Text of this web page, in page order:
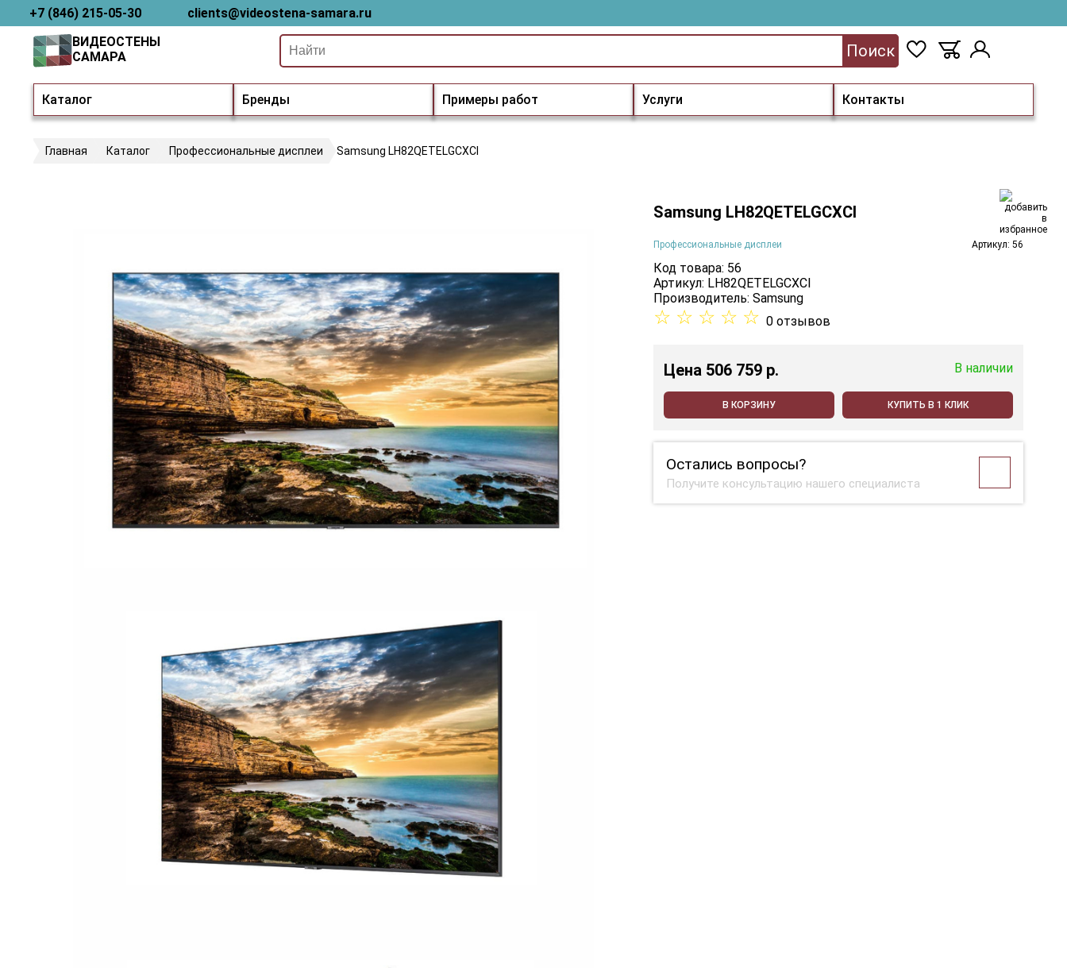
+7 (846) 215-05-30 clients@videostena-samara.ru
Каталог Бренды Примеры работ Услуги Контакты
ВИДЕОСТЕНЫ
САМАРА
Поиск
Главная Каталог Профессиональные дисплеи Samsung LH82QETELGCXCI
Samsung LH82QETELGCXCI
Профессиональные дисплеи Артикул: 56
Код товара: 56
Артикул: LH82QETELGCXCI
Производитель:Samsung
☆ ☆ ☆ ☆ ☆ 0 отзывов
Цена 506 759 p. В наличии
В КОРЗИНУ КУПИТЬ В 1 КЛИК
Остались вопросы?
Получите консультацию нашего специалиста